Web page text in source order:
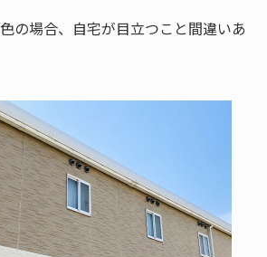
の場合、自宅が目立つこと間違いあ